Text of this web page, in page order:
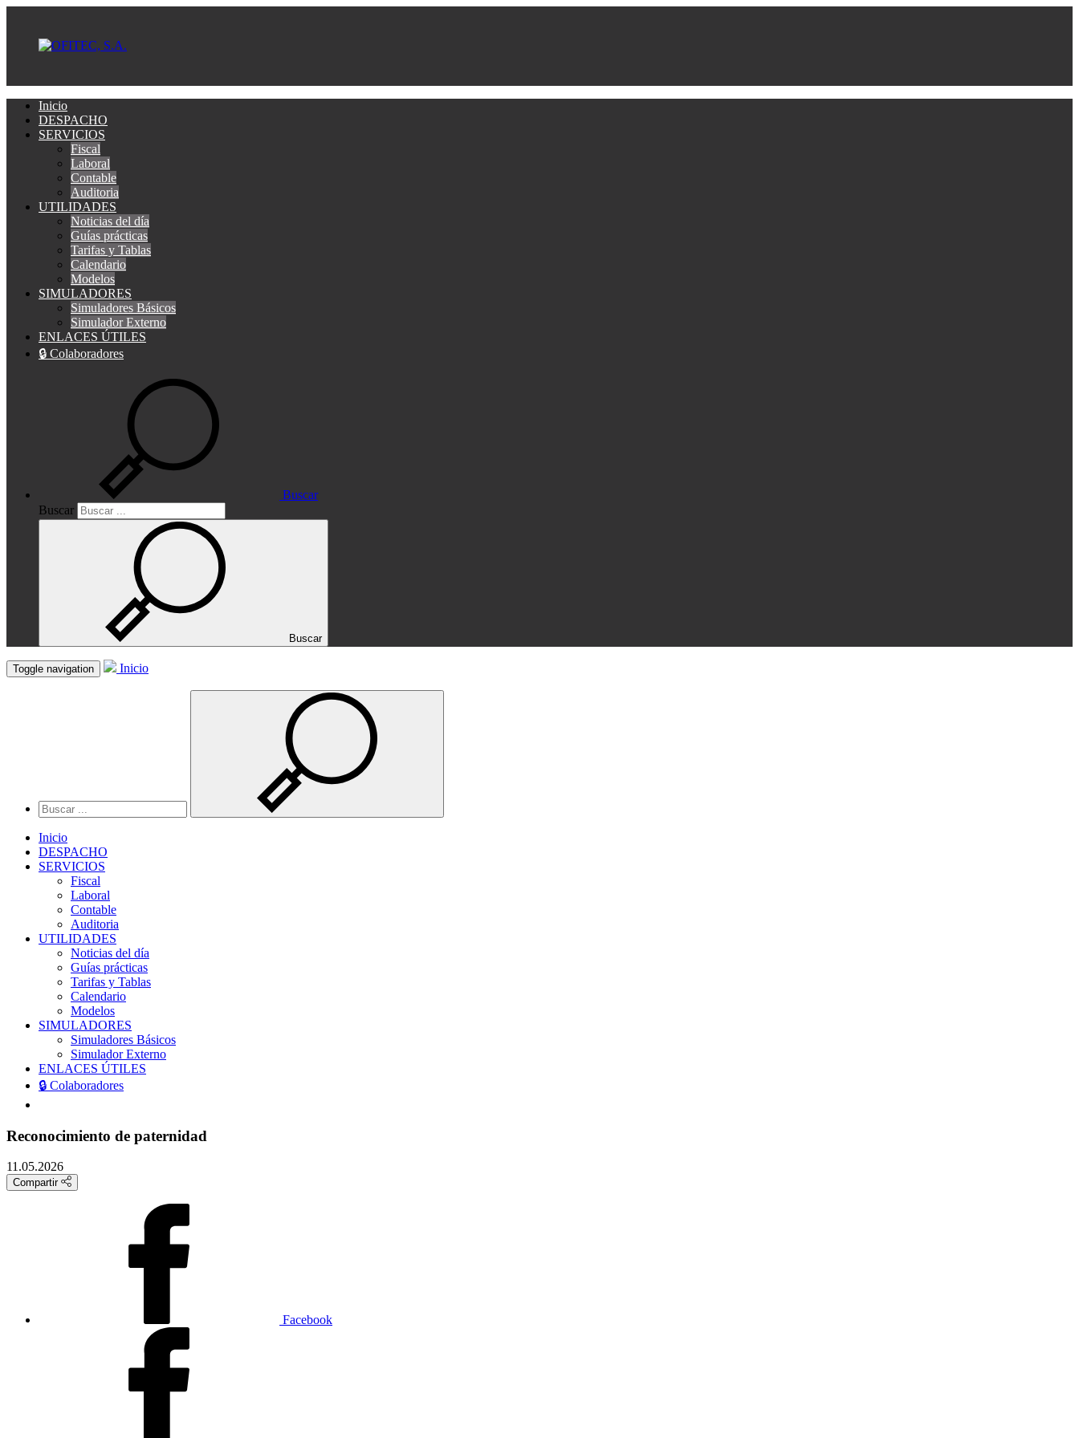
Inicio
DESPACHO
SERVICIOS
Fiscal
Laboral
Contable
Auditoria
UTILIDADES
Noticias del día
Guías prácticas
Tarifas y Tablas
Calendario
Modelos
SIMULADORES
Simuladores Básicos
Simulador Externo
ENLACES ÚTILES
🔒 Colaboradores
Buscar
Buscar
Buscar
Toggle navigation Inicio
Inicio
DESPACHO
SERVICIOS
Fiscal
Laboral
Contable
Auditoria
UTILIDADES
Noticias del día
Guías prácticas
Tarifas y Tablas
Calendario
Modelos
SIMULADORES
Simuladores Básicos
Simulador Externo
ENLACES ÚTILES
🔒 Colaboradores
Reconocimiento de paternidad
11.05.2026
Compartir
Facebook